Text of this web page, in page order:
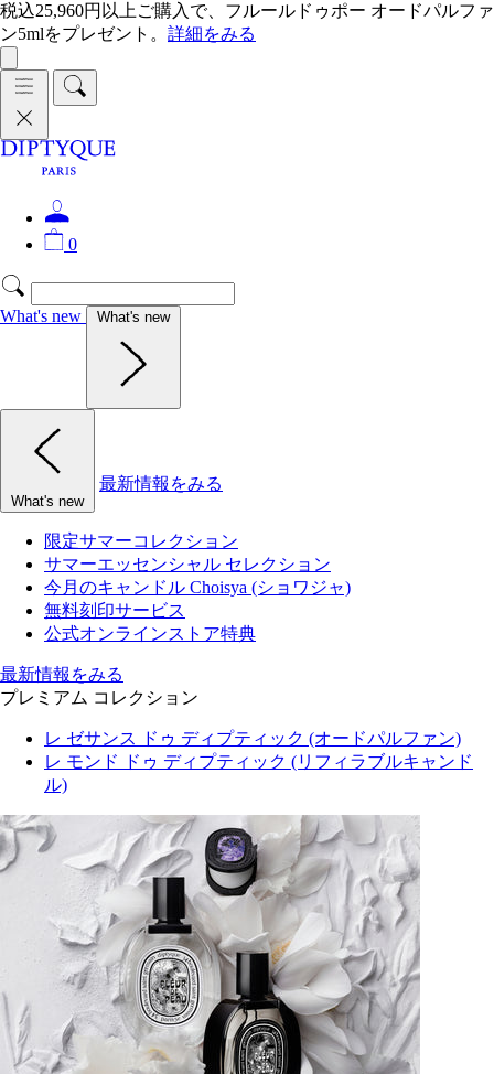
税込25,960円以上ご購入で、フルールドゥポー オードパルファ
ン5mlをプレゼント。 詳細をみる
0
What's new What's new
What's new
最新情報をみる
限定サマーコレクション
サマーエッセンシャル セレクション
今月のキャンドル Choisya (ショワジャ)
無料刻印サービス
公式オンラインストア特典
最新情報をみる
プレミアム コレクション
レ ゼサンス ドゥ ディプティック (オードパルファン)
レ モンド ドゥ ディプティック (リフィラブルキャンド
ル)